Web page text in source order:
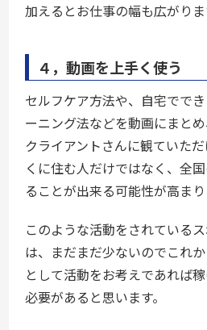
加えるとお仕事の幅も広がりま
４，動画を上手く使う
セルフケア方法や、自宅でで
ーニング法などを動画にまと
クライアントさんに観ていた
くに住む人だけではなく、全
ることが出来る可能性が高まり
このような活動をされている
は、まだまだ少ないのでこれ
として活動をお考えであれば
必要があると思います。